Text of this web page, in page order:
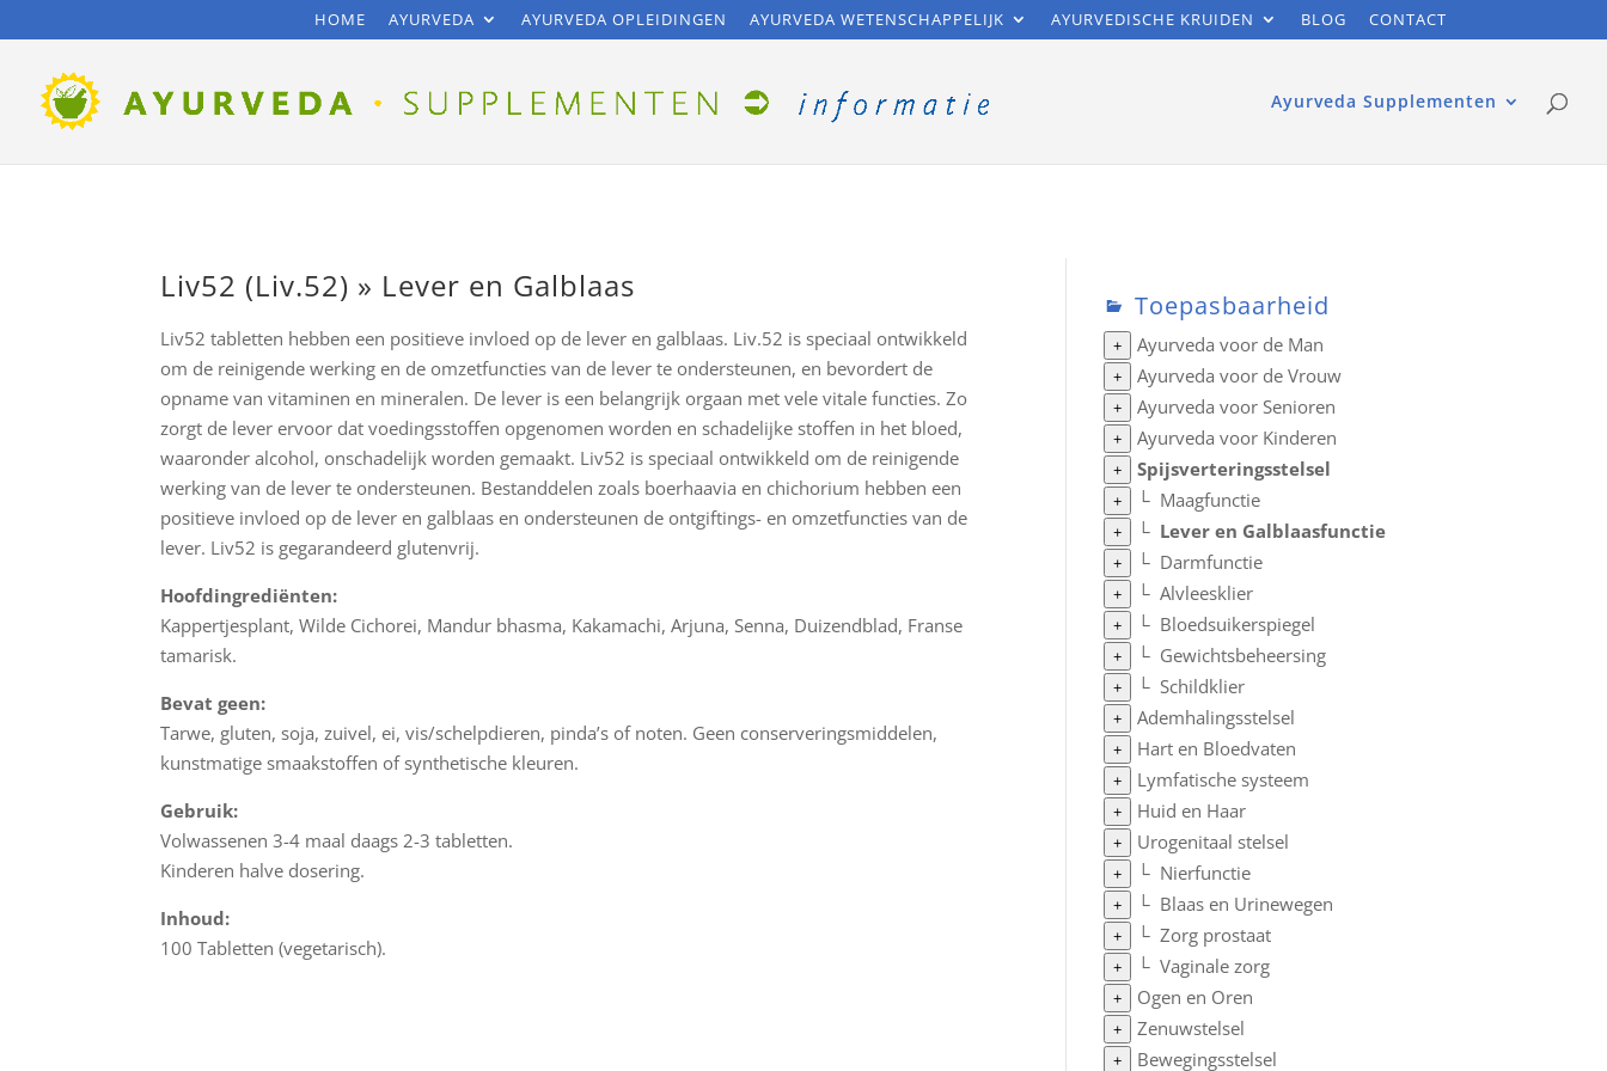
HOME AYURVEDA AYURVEDA OPLEIDINGEN AYURVEDA WETENSCHAPPELIJK AYURVEDISCHE KRUIDEN BLOG CONTACT
Ayurveda Supplementen
Liv52 (Liv.52) » Lever en Galblaas
Liv52 tabletten hebben een positieve invloed op de lever en galblaas. Liv.52 is speciaal ontwikkeld
om de reinigende werking en de omzetfuncties van de lever te ondersteunen, en bevordert de
opname van vitaminen en mineralen. De lever is een belangrijk orgaan met vele vitale functies. Zo
zorgt de lever ervoor dat voedingsstoffen opgenomen worden en schadelijke stoffen in het bloed,
waaronder alcohol, onschadelijk worden gemaakt. Liv52 is speciaal ontwikkeld om de reinigende
werking van de lever te ondersteunen. Bestanddelen zoals boerhaavia en chichorium hebben een
positieve invloed op de lever en galblaas en ondersteunen de ontgiftings- en omzetfuncties van de
lever. Liv52 is gegarandeerd glutenvrij.
Hoofdingrediënten:
Kappertjesplant, Wilde Cichorei, Mandur bhasma, Kakamachi, Arjuna, Senna, Duizendblad, Franse
tamarisk.
Bevat geen:
Tarwe, gluten, soja, zuivel, ei, vis/schelpdieren, pinda’s of noten. Geen conserveringsmiddelen,
kunstmatige smaakstoffen of synthetische kleuren.
Gebruik:
Volwassenen 3-4 maal daags 2-3 tabletten.
Kinderen halve dosering.
Inhoud:
100 Tabletten (vegetarisch).
Toepasbaarheid
+ Ayurveda voor de Man
+ Ayurveda voor de Vrouw
+ Ayurveda voor Senioren
+ Ayurveda voor Kinderen
+ Spijsverteringsstelsel
+ └ Maagfunctie
+ └ Lever en Galblaasfunctie
+ └ Darmfunctie
+ └ Alvleesklier
+ └ Bloedsuikerspiegel
+ └ Gewichtsbeheersing
+ └ Schildklier
+ Ademhalingsstelsel
+ Hart en Bloedvaten
+ Lymfatische systeem
+ Huid en Haar
+ Urogenitaal stelsel
+ └ Nierfunctie
+ └ Blaas en Urinewegen
+ └ Zorg prostaat
+ └ Vaginale zorg
+ Ogen en Oren
+ Zenuwstelsel
+ Bewegingsstelsel